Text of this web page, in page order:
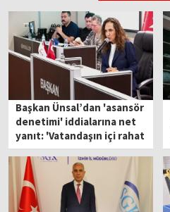
Başkan Ünsal’dan 'asansör
denetimi' iddialarına net
yanıt: 'Vatandaşın içi rahat
olsun'